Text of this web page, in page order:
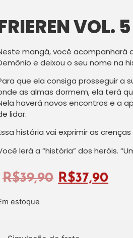
VOL. 5
mangá, você acompanhará
e deixou o seu nome na
que ela consiga prosseguir a
as almas dormem, ela terá
haverá novos encontros e a
lidar.
história vai exprimir as
lerá a “história” dos heróis.
R$39,90 R$37,90
estoque